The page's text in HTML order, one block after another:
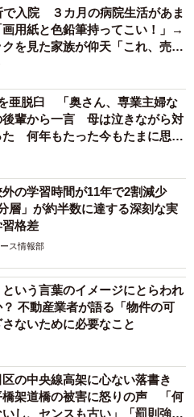
で入院 ３カ月の病院生活があま
画用紙と色鉛筆持ってこい！」→
を見た家族が仰天「これ、売れ
亜脱臼 「奥さん、専業主婦な
後輩から一言 母は泣きながら対
た 何年もたった今もたまに思い
の学習時間が11年で2割減少
層」が約半数に達する深刻な実
格差
ス情報部
という言葉のイメージにとらわれ
不動産業者が語る「物件の可
ないために必要なこと
区の中央線高架に心ない落書き
橋架道橋の被害に怒りの声 「何
し、センスも古い」「罰則強化